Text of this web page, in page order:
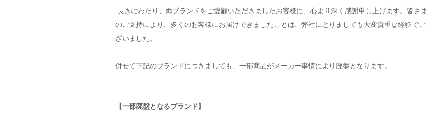
のご支持により、多くのお客様にお届けできましたことは、弊社にとりましても大変貴重な経験でご
ざいました。
併せて下記のブランドにつきましても、一部商品がメーカー事情により廃盤となります。
【一部廃盤となるブランド】